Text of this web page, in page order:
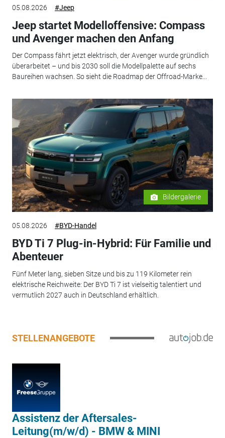
05.08.2026 #Jeep
Jeep startet Modelloffensive: Compass
und Avenger machen den Anfang
Der Compass fährt jetzt elektrisch, der Avenger wurde gründlich
überarbeitet – und bis 2030 soll die Modellpalette auf sechs
Baureihen wachsen. So sieht die Roadmap der Offroad-Marke...
Bildergalerie
05.08.2026 #BYD-Handel
BYD Ti 7 Plug-in-Hybrid: Für Familie und
Abenteuer
Fünf Meter lang, sieben Sitze und bis zu 119 Kilometer rein
elektrische Reichweite: Der BYD Ti 7 ist vielseitig talentiert und
vermutlich 2027 auch in Deutschland erhältlich.
STELLENANGEBOTE
Assistenz der Aftersales-
Leitung(m/w/d) - BMW & MINI